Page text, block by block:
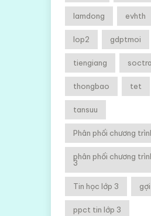
lamdong evhth
lop2 gdptmoi
tiengiang
thongbao tet
tansuu
Phân phối chương
phân phối chương
3
Tin học lớp 3
ppct tin lớp 3